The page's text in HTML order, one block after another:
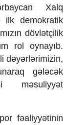
Xalq
ilk demokratik
dövlətçilik
rol oynayıb.
dəyərlərimizin,
gələcək
məsuliyyət
fəaliyyətinin